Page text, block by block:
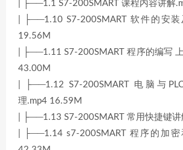
| ├──1.1 S7-200SMART 课程内容讲解
| ├──1.10 S7-200SMART 软件的安
19.56M
| ├──1.11 S7-200SMART 程序的编写
43.00M
| ├──1.12 S7-200SMART 电脑与
理.mp4 16.59M
| ├──1.13 S7-200SMART 常用快捷键
| ├──1.14 s7-200SMART 程序的加